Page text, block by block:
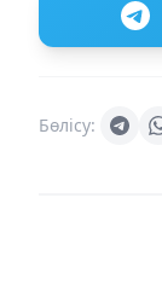
Бөлісу: